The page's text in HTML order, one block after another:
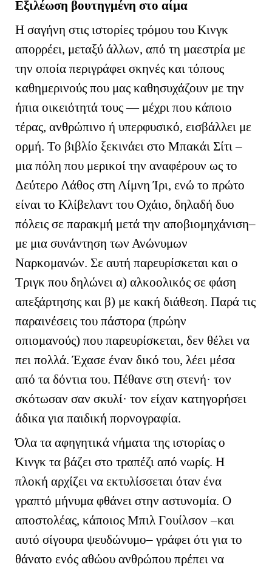
Εξιλέωση βουτηγμένη στο αίμα
H σαγήνη στις ιστορίες τρόμου του Κινγκ
απορρέει, μεταξύ άλλων, από τη μαεστρία με
την οποία περιγράφει σκηνές και τόπους
καθημερινούς που μας καθησυχάζουν με την
ήπια οικειότητά τους — μέχρι που κάποιο
τέρας, ανθρώπινο ή υπερφυσικό, εισβάλλει με
ορμή. Το βιβλίο ξεκινάει στο Μπακάι Σίτι –
μια πόλη που μερικοί την αναφέρουν ως το
Δεύτερο Λάθος στη Λίμνη Ίρι, ενώ το πρώτο
είναι το Κλίβελαντ του Οχάιο, δηλαδή δυο
πόλεις σε παρακμή μετά την αποβιομηχάνιση–
με μια συνάντηση των Ανώνυμων
Ναρκομανών. Σε αυτή παρευρίσκεται και ο
Τριγκ που δηλώνει α) αλκοολικός σε φάση
απεξάρτησης και β) με κακή διάθεση. Παρά τις
παραινέσεις του πάστορα (πρώην
οπιομανούς) που παρευρίσκεται, δεν θέλει να
πει πολλά. Έχασε έναν δικό του, λέει μέσα
από τα δόντια του. Πέθανε στη στενή· τον
σκότωσαν σαν σκυλί· τον είχαν κατηγορήσει
άδικα για παιδική πορνογραφία.
Όλα τα αφηγητικά νήματα της ιστορίας ο
Κινγκ τα βάζει στο τραπέζι από νωρίς. Η
πλοκή αρχίζει να εκτυλίσσεται όταν ένα
γραπτό μήνυμα φθάνει στην αστυνομία. Ο
αποστολέας, κάποιος Μπιλ Γουίλσον –και
αυτό σίγουρα ψευδώνυμο– γράφει ότι για το
θάνατο ενός αθώου ανθρώπου πρέπει να